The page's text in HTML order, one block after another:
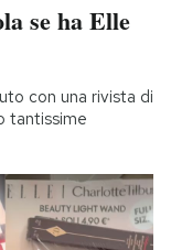
se ha Elle
con una rivista di
tantissime